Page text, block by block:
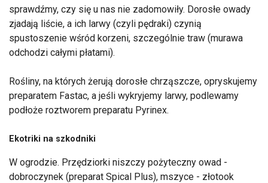
sprawdźmy, czy się u nas nie zadomowiły. Dorosłe owady
zjadają liście, a ich larwy (czyli pędraki) czynią
spustoszenie wśród korzeni, szczególnie traw (murawa
odchodzi całymi płatami).
Rośliny, na których żerują dorosłe chrząszcze, opryskujemy
preparatem Fastac, a jeśli wykryjemy larwy, podlewamy
podłoże roztworem preparatu Pyrinex.
Ekotriki na szkodniki
W ogrodzie. Przędziorki niszczy pożyteczny owad -
dobroczynek (preparat Spical Plus), mszyce - złotook